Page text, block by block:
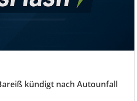
kündigt nach Autounfall